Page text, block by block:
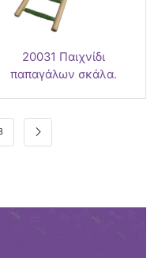
20031 Παιχνίδι
παπαγάλων σκάλα.